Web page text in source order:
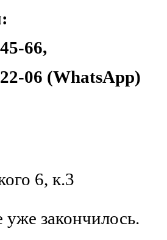
66,
06 (WhatsApp)
6, к.3
закончилось.